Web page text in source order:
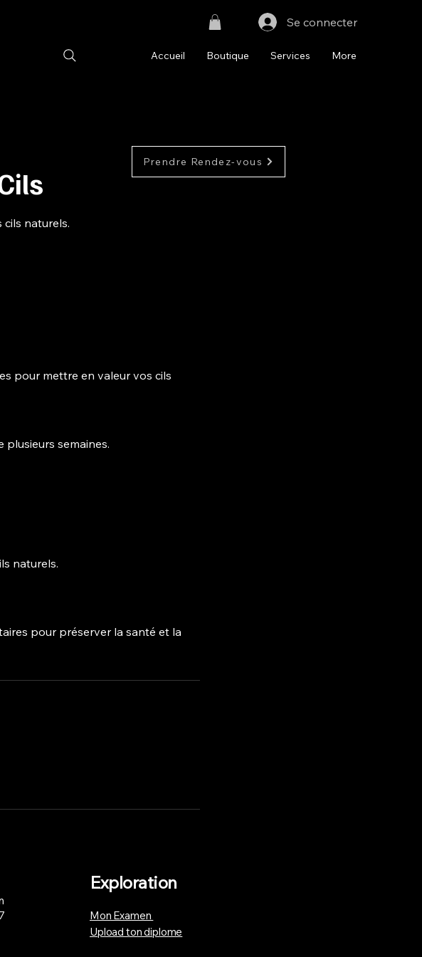
Se connecter
Accueil Boutique Services More
naturels.
pour mettre en valeur vos cils
plusieurs semaines.
naturels.
pour préserver la santé et la
Prendre Rendez-vous
Exploration
Mon Examen
Upload ton diplome